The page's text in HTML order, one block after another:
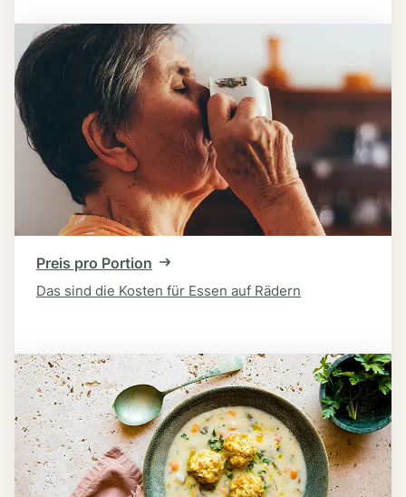
Preis pro Portion
Das sind die Kosten für Essen auf Rädern